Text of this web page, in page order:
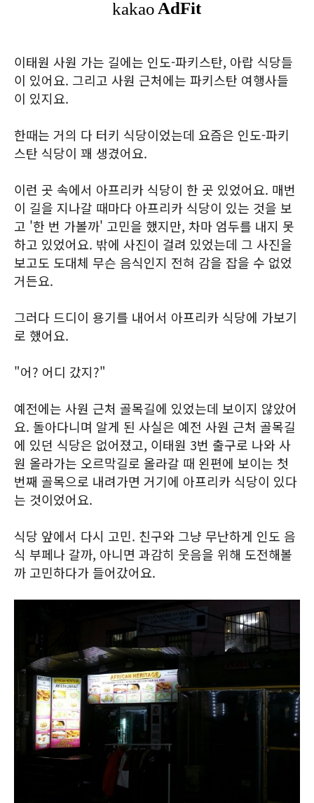
이태원 사원 가는 길에는 인도-파키스탄, 아랍 식당들
이 있어요. 그리고 사원 근처에는 파키스탄 여행사들
이 있지요.
한때는 거의 다 터키 식당이었는데 요즘은 인도-파키
스탄 식당이 꽤 생겼어요.
이런 곳 속에서 아프리카 식당이 한 곳 있었어요. 매번
이 길을 지나갈 때마다 아프리카 식당이 있는 것을 보
고 '한 번 가볼까' 고민을 했지만, 차마 엄두를 내지 못
하고 있었어요. 밖에 사진이 걸려 있었는데 그 사진을
보고도 도대체 무슨 음식인지 전혀 감을 잡을 수 없었
거든요.
그러다 드디이 용기를 내어서 아프리카 식당에 가보기
로 했어요.
"어? 어디 갔지?"
예전에는 사원 근처 골목길에 있었는데 보이지 않았어
요. 돌아다니며 알게 된 사실은 예전 사원 근처 골목길
에 있던 식당은 없어졌고, 이태원 3번 출구로 나와 사
원 올라가는 오르막길로 올라갈 때 왼편에 보이는 첫
번째 골목으로 내려가면 거기에 아프리카 식당이 있다
는 것이었어요.
식당 앞에서 다시 고민. 친구와 그냥 무난하게 인도 음
식 부페나 갈까, 아니면 과감히 웃음을 위해 도전해볼
까 고민하다가 들어갔어요.